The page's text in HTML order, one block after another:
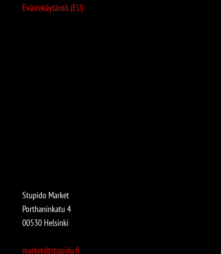
Evästekäytäntö (EU)
Stupido Market
Porthaninkatu 4
00530 Helsinki
market@stupido.fi